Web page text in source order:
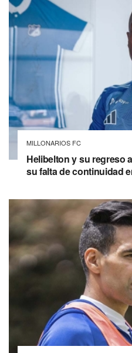
MILLONARIOS FC
Helibelton y su regreso
su falta de continuidad